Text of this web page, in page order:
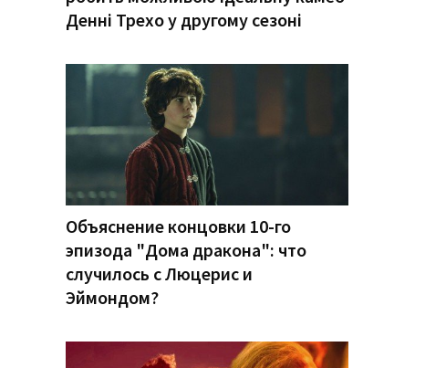
Денні Трехо у другому сезоні
Объяснение концовки 10-го
эпизода "Дома дракона": что
случилось с Люцерис и
Эймондом?